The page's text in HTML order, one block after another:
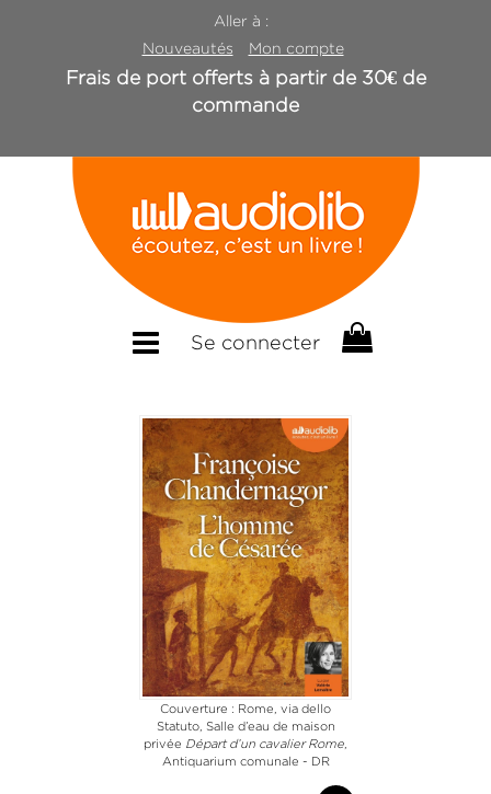
Aller à :
Nouveautés
Mon compte
Frais de port offerts à partir de 30€ de
commande
Se connecter
Couverture : Rome, via dello
Statuto, Salle d’eau de maison
privée Départ d’un cavalier Rome
Antiquarium comunale - DR